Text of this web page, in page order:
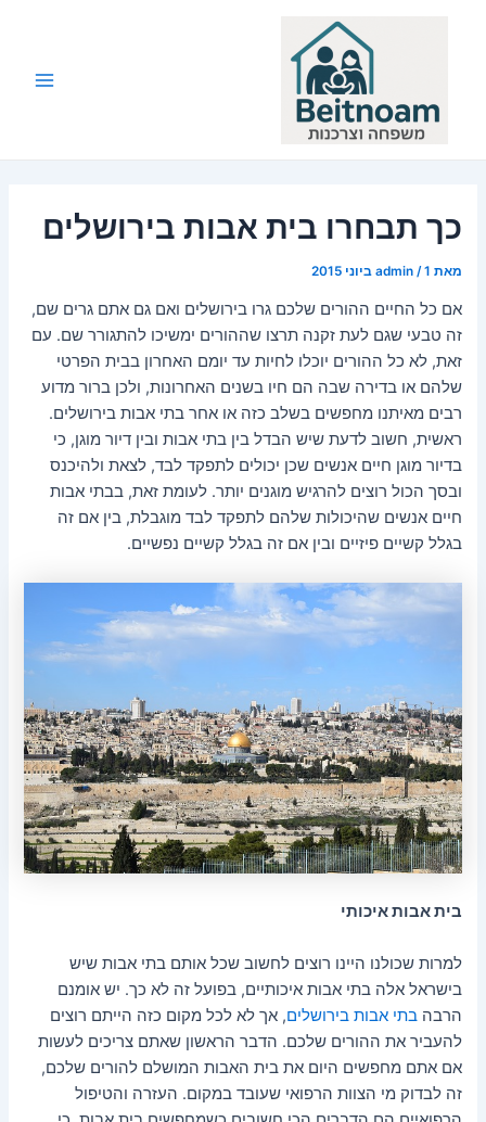
כך תבחרו בית אבות בירושלים
מאת admin /1 ביוני 2015
אם כל החיים ההורים שלכם גרו בירושלים ואם גם אתם גרים שם,
זה טבעי שגם לעת זקנה תרצו שההורים ימשיכו להתגורר שם. עם
זאת, לא כל ההורים יוכלו לחיות עד יומם האחרון בבית הפרטי
שלהם או בדירה שבה הם חיו בשנים האחרונות, ולכן ברור מדוע
רבים מאיתנו מחפשים בשלב כזה או אחר בתי אבות בירושלים.
ראשית, חשוב לדעת שיש הבדל בין בתי אבות ובין דיור מוגן, כי
בדיור מוגן חיים אנשים שכן יכולים לתפקד לבד, לצאת ולהיכנס
ובסך הכול רוצים להרגיש מוגנים יותר. לעומת זאת, בבתי אבות
חיים אנשים שהיכולות שלהם לתפקד לבד מוגבלת, בין אם זה
בגלל קשיים פיזיים ובין אם זה בגלל קשיים נפשיים.
בית אבות איכותי
למרות שכולנו היינו רוצים לחשוב שכל אותם בתי אבות שיש
בישראל אלה בתי אבות איכותיים, בפועל זה לא כך. יש אומנם
הרבהבתי אבות בירושלים, אך לא לכל מקום כזה הייתם רוצים
להעביר את ההורים שלכם. הדבר הראשון שאתם צריכים לעשות
אם אתם מחפשים היום את בית האבות המושלם להורים שלכם,
זה לבדוק מי הצוות הרפואי שעובד במקום. העזרה והטיפול